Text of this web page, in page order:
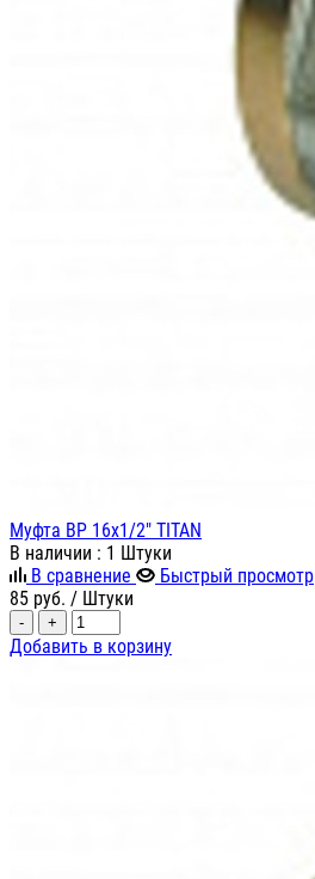
Муфта ВР 16х1/2" TITAN
В наличии : 1 Штуки
В сравнение
Быстрый просмотр
85 руб. / Штуки
- +
Добавить в корзину